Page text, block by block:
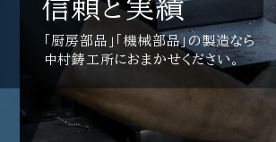
信頼と実績
「厨房部品」「機械部品」の製造なら
中村鋳工所におまかせください。